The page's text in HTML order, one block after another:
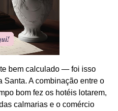
bem calculado — foi isso
Santa. A combinação entre o
bom fez os hotéis lotarem,
calmarias e o comércio